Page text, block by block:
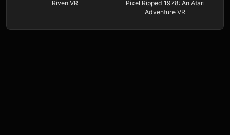
Riven VR
Pixel Ripped 1978: An Atari
Adventure VR